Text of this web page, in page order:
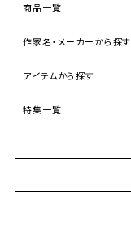
商品一覧
作家名・メーカーから探す
アイテムから探す
特集一覧